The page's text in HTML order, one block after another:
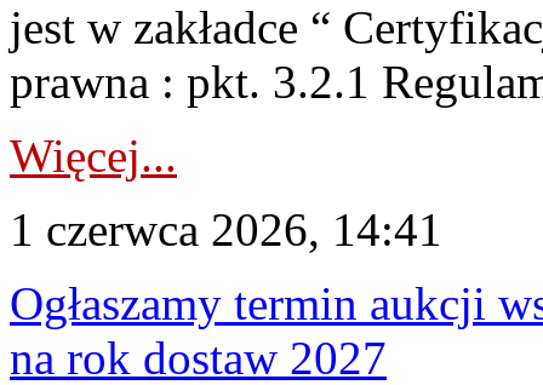
jest w zakładce “
prawna : pkt. 3.2.1
Więcej...
1 czerwca 2026, 14:41
Ogłaszamy termin aukcji
na rok dostaw 2027